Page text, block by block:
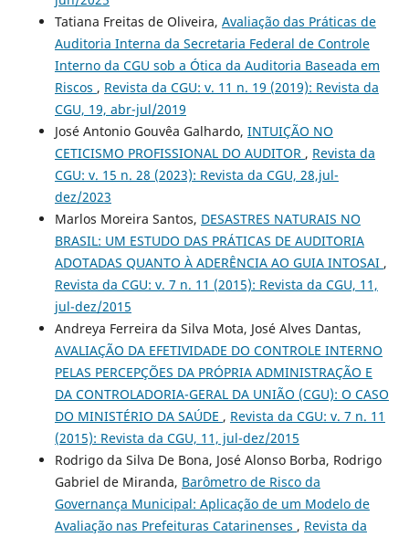
Tatiana Freitas de Oliveira, Avaliação das Práticas de
Auditoria Interna da Secretaria Federal de Controle
Interno da CGU sob a Ótica da Auditoria Baseada em
Riscos , Revista da CGU: v. 11 n. 19 (2019): Revista da
CGU, 19, abr-jul/2019
José Antonio Gouvêa Galhardo, INTUIÇÃO NO
CETICISMO PROFISSIONAL DO AUDITOR , Revista da
CGU: v. 15 n. 28 (2023): Revista da CGU, 28,jul-
dez/2023
Marlos Moreira Santos, DESASTRES NATURAIS NO
BRASIL: UM ESTUDO DAS PRÁTICAS DE AUDITORIA
ADOTADAS QUANTO À ADERÊNCIA AO GUIA INTOSAI ,
Revista da CGU: v. 7 n. 11 (2015): Revista da CGU, 11,
jul-dez/2015
Andreya Ferreira da Silva Mota, José Alves Dantas,
AVALIAÇÃO DA EFETIVIDADE DO CONTROLE INTERNO
PELAS PERCEPÇÕES DA PRÓPRIA ADMINISTRAÇÃO E
DA CONTROLADORIA-GERAL DA UNIÃO (CGU): O CASO
DO MINISTÉRIO DA SAÚDE , Revista da CGU: v. 7 n. 11
(2015): Revista da CGU, 11, jul-dez/2015
Rodrigo da Silva De Bona, José Alonso Borba, Rodrigo
Gabriel de Miranda, Barômetro de Risco da
Governança Municipal: Aplicação de um Modelo de
Avaliação nas Prefeituras Catarinenses , Revista da